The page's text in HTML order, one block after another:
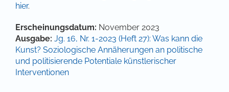
hier.
Artikel-Details
Erscheinungsdatum: November 2023
Ausgabe: Jg. 16, Nr. 1-2023 (Heft 27): Was kann die
Kunst? Soziologische Annäherungen an politische
und politisierende Potentiale künstlerischer
Interventionen